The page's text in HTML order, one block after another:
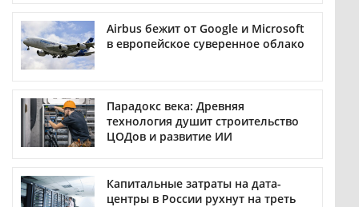
Airbus бежит от Google и Microsoft
в европейское суверенное облако
Парадокс века: Древняя
технология душит строительство
ЦОДов и развитие ИИ
Капитальные затраты на дата-
центры в России рухнут на треть